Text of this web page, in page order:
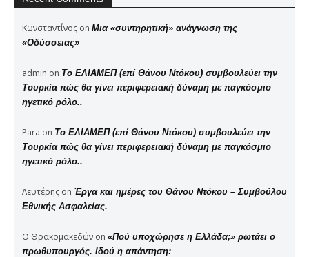
Κωνσταντίνος on Μια «συντηρητική» ανάγνωση της
«Οδύσσειας»
admin on Το ΕΛΙΑΜΕΠ (επί Θάνου Ντόκου) συμβουλεύει την
Τουρκία πώς θα γίνει περιφερειακή δύναμη με παγκόσμιο
ηγετικό ρόλο..
Para on Το ΕΛΙΑΜΕΠ (επί Θάνου Ντόκου) συμβουλεύει την
Τουρκία πώς θα γίνει περιφερειακή δύναμη με παγκόσμιο
ηγετικό ρόλο..
Λευτέρης on Έργα και ημέρες του Θάνου Ντόκου – Συμβούλου
Εθνικής Ασφαλείας.
Ο Θρακομακεδών on «Πού υποχώρησε η Ελλάδα;» ρωτάει ο
πρωθυπουργός. Ιδού η απάντηση: